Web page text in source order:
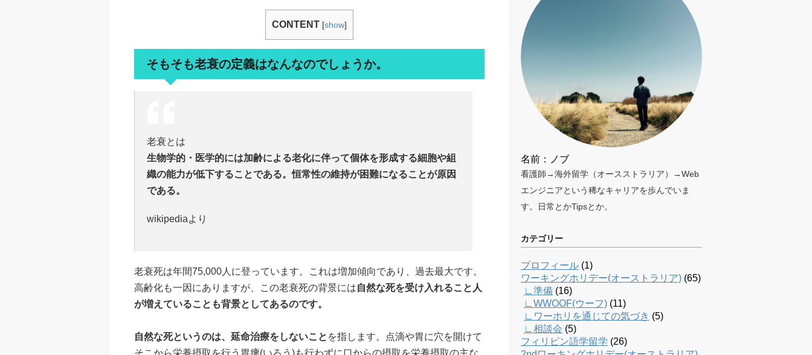
CONTENT [show]
そもそも老衰の定義はなんなのでしょうか。
老衰とは
生物学的・医学的には加齢による老化に伴って個体を形成する細胞や組
織の能力が低下することである。恒常性の維持が困難になることが原因
である。
wikipediaより
老衰死は年間75,000人に登っています。これは増加傾向であり、過去最大です。
高齢化も一因にありますが、この老衰死の背景には自然な死を受け入れること人
が増えていることも背景としてあるのです。
自然な死というのは、延命治療をしないこと を指します。点滴や胃に穴を開けて
名前：ノブ
看護師→海外留学（オースストラリア）→Web
エンジニアという稀なキャリアを歩んでいま
す。日常とかTipsとか。
カテゴリー
プロフィール (1)
ワーキングホリデー(オーストラリア) (65)
∟準備 (16)
∟WWOOF(ウーフ) (11)
∟ワーホリを通じての気づき (5)
∟相談会 (5)
フィリピン語学留学 (26)